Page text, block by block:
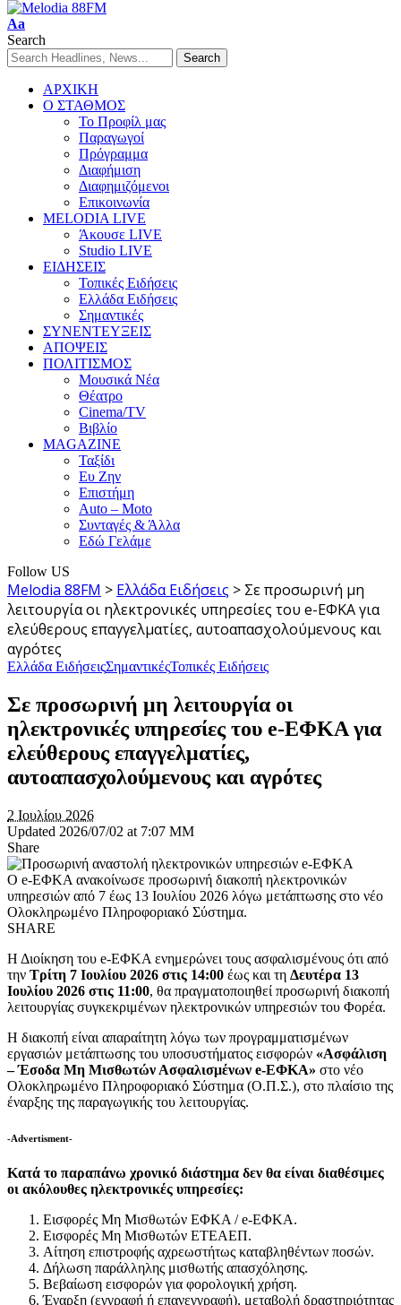
Aa
Search
ΑΡΧΙΚΗ
Ο ΣΤΑΘΜΟΣ
Το Προφίλ μας
Παραγωγοί
Πρόγραμμα
Διαφήμιση
Διαφημιζόμενοι
Επικοινωνία
MELODIA LIVE
Άκουσε LIVE
Studio LIVE
ΕΙΔΗΣΕΙΣ
Τοπικές Ειδήσεις
Ελλάδα Ειδήσεις
Σημαντικές
ΣΥΝΕΝΤΕΥΞΕΙΣ
ΑΠΟΨΕΙΣ
ΠΟΛΙΤΙΣΜΟΣ
Μουσικά Νέα
Θέατρο
Cinema/TV
Βιβλίο
MAGAZINE
Ταξίδι
Ευ Ζην
Επιστήμη
Auto – Moto
Συνταγές & Άλλα
Εδώ Γελάμε
Follow US
Melodia 88FM > Ελλάδα Ειδήσεις > Σε προσωρινή μη
λειτουργία οι ηλεκτρονικές υπηρεσίες του e-ΕΦΚΑ για
ελεύθερους επαγγελματίες, αυτοαπασχολούμενους και
αγρότες
Ελλάδα ΕιδήσειςΣημαντικέςΤοπικές Ειδήσεις
Σε προσωρινή μη λειτουργία οι
ηλεκτρονικές υπηρεσίες του e-ΕΦΚΑ για
ελεύθερους επαγγελματίες,
αυτοαπασχολούμενους και αγρότες
2 Ιουλίου 2026
Updated 2026/07/02 at 7:07 ΜΜ
Share
Ο e-ΕΦΚΑ ανακοίνωσε προσωρινή διακοπή ηλεκτρονικών
υπηρεσιών από 7 έως 13 Ιουλίου 2026 λόγω μετάπτωσης στο νέο
Ολοκληρωμένο Πληροφοριακό Σύστημα.
SHARE
Η Διοίκηση του e-ΕΦΚΑ ενημερώνει τους ασφαλισμένους ότι από
την Τρίτη 7 Ιουλίου 2026 στις 14:00 έως και τη Δευτέρα 13
Ιουλίου 2026 στις 11:00, θα πραγματοποιηθεί προσωρινή διακοπή
λειτουργίας συγκεκριμένων ηλεκτρονικών υπηρεσιών του Φορέα.
Η διακοπή είναι απαραίτητη λόγω των προγραμματισμένων
εργασιών μετάπτωσης του υποσυστήματος εισφορών «Ασφάλιση
– Έσοδα Μη Μισθωτών Ασφαλισμένων e-ΕΦΚΑ» στο νέο
Ολοκληρωμένο Πληροφοριακό Σύστημα (Ο.Π.Σ.), στο πλαίσιο της
έναρξης της παραγωγικής του λειτουργίας.
-Advertisment-
Κατά το παραπάνω χρονικό διάστημα δεν θα είναι διαθέσιμες
οι ακόλουθες ηλεκτρονικές υπηρεσίες:
Εισφορές Μη Μισθωτών ΕΦΚΑ / e-ΕΦΚΑ.
Εισφορές Μη Μισθωτών ΕΤΕΑΕΠ.
Αίτηση επιστροφής αχρεωστήτως καταβληθέντων ποσών.
Δήλωση παράλληλης μισθωτής απασχόλησης.
Βεβαίωση εισφορών για φορολογική χρήση.
Έναρξη (εγγραφή ή επανεγγραφή), μεταβολή δραστηριότητας